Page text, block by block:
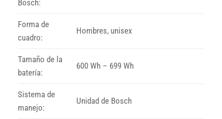
Bosch:
Forma de
cuadro:
Hombres, unisex
Tamaño de la
batería:
600 Wh – 699 Wh
Sistema de
manejo:
Unidad de Bosch